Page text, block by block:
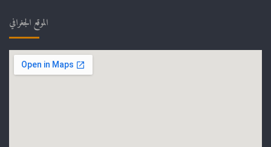
الموقع الجغرافي